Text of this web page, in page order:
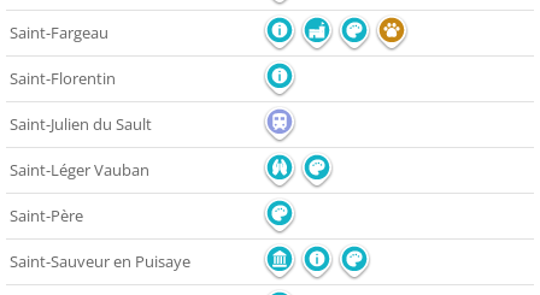
Saint-Fargeau
Saint-Florentin
Saint-Julien du Sault
Saint-Léger Vauban
Saint-Père
Saint-Sauveur en Puisaye